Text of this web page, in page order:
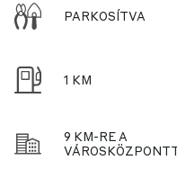
PARKOSÍTVA
1 KM
9 KM-RE A